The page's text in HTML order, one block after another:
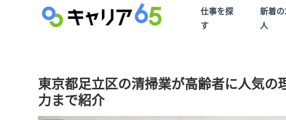
仕事を探
す
新着
人
東京都足立区の清掃業が高齢者に人気の
力まで紹介